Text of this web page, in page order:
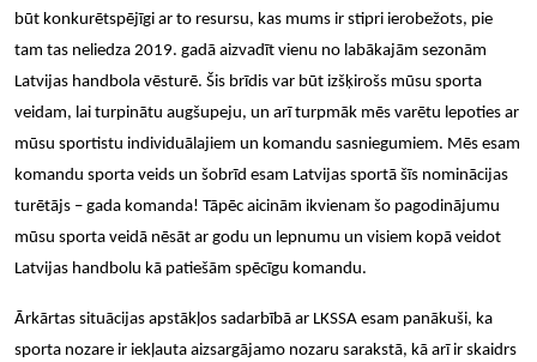
būt konkurētspējīgi ar to resursu, kas mums ir stipri ierobežots, pie
tam tas neliedza 2019. gadā aizvadīt vienu no labākajām sezonām
Latvijas handbola vēsturē. Šis brīdis var būt izšķirošs mūsu sporta
veidam, lai turpinātu augšupeju, un arī turpmāk mēs varētu lepoties ar
mūsu sportistu individuālajiem un komandu sasniegumiem. Mēs esam
komandu sporta veids un šobrīd esam Latvijas sportā šīs nominācijas
turētājs – gada komanda! Tāpēc aicinām ikvienam šo pagodinājumu
mūsu sporta veidā nēsāt ar godu un lepnumu un visiem kopā veidot
Latvijas handbolu kā patiešām spēcīgu komandu.
Ārkārtas situācijas apstākļos sadarbībā ar LKSSA esam panākuši, ka
sporta nozare ir iekļauta aizsargājamo nozaru sarakstā, kā arī ir skaidrs